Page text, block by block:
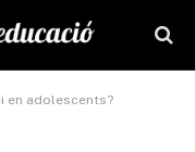
en adolescents?